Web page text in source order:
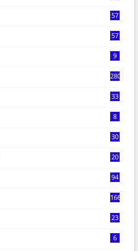
57
57
9
280
33
8
30
20
94
166
23
6